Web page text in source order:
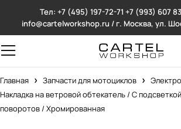
Тел: +7 (495) 197-72-71 +7 (993) 607
info@cartelworkshop.ru / г. Москва, ул.
Главная Запчасти для мотоциклов
Накладка на ветровой обтекатель / С
поворотов / Хромированная